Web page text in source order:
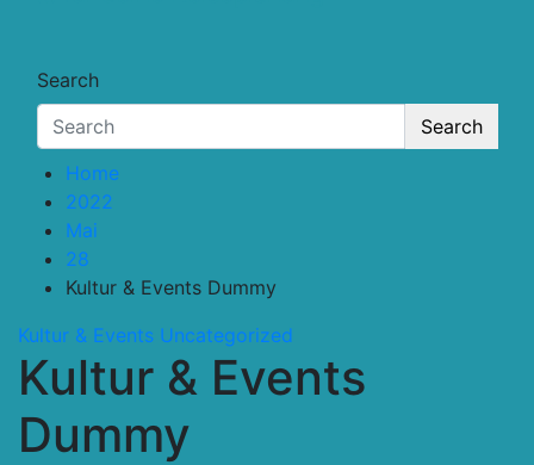
Search
Search
Home
2022
Mai
28
Kultur & Events Dummy
Kultur & Events Uncategorized
Kultur & Events
Dummy